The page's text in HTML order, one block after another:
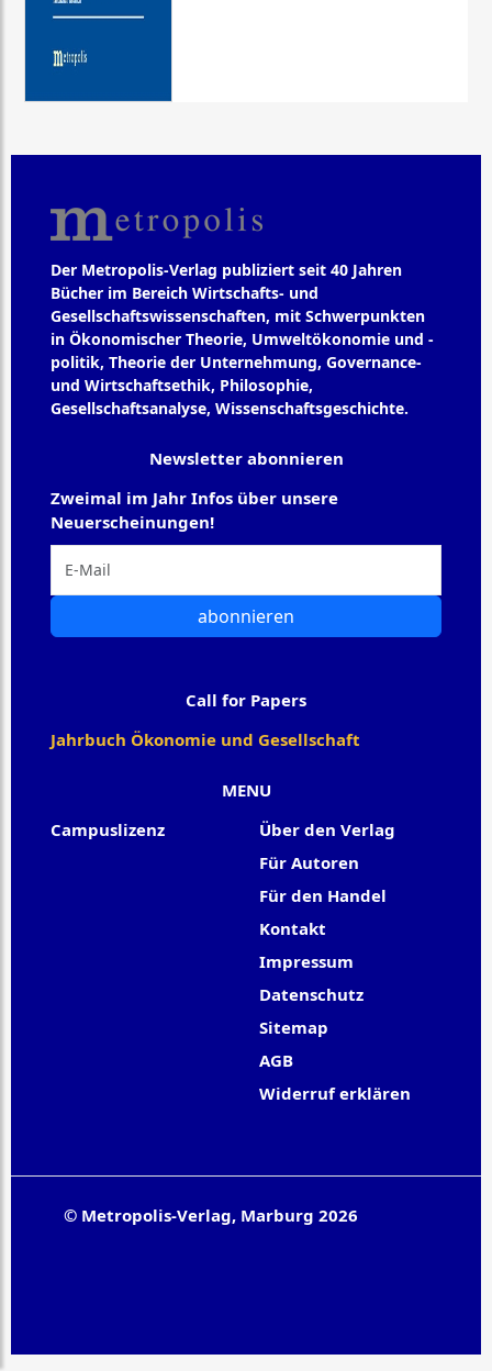
Der Metropolis-Verlag publiziert seit 40 Jahren
Bücher im Bereich Wirtschafts- und
Gesellschaftswissenschaften, mit Schwerpunkten
in Ökonomischer Theorie, Umweltökonomie und -
politik, Theorie der Unternehmung, Governance-
und Wirtschaftsethik, Philosophie,
Gesellschaftsanalyse, Wissenschaftsgeschichte.
MENU
Campuslizenz
Über den Verlag
Für Autoren
Für den Handel
Kontakt
Impressum
Datenschutz
Sitemap
AGB
Widerruf erklären
Newsletter abonnieren
Zweimal im Jahr Infos über unsere
Neuerscheinungen!
abonnieren
Call for Papers
Jahrbuch Ökonomie und Gesellschaft
© Metropolis-Verlag, Marburg 2026